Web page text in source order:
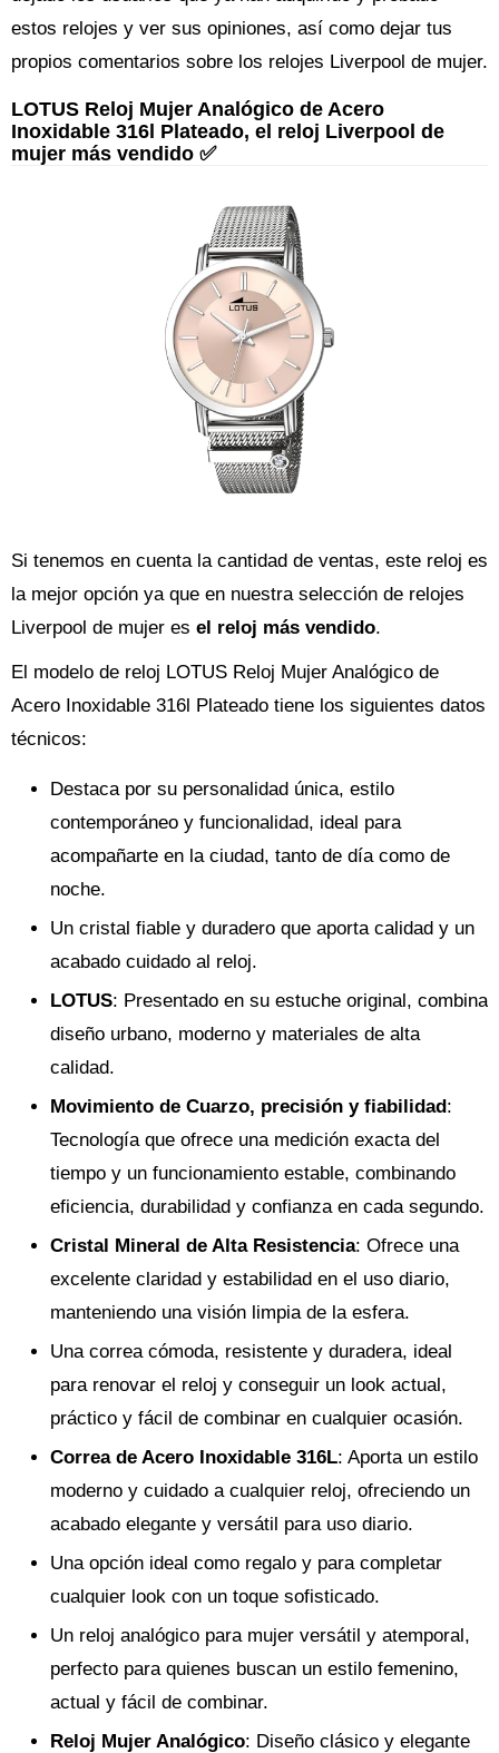
estos relojes y ver sus opiniones, así como dejar tus
propios comentarios sobre los relojes Liverpool de mujer.
LOTUS Reloj Mujer Analógico de Acero
Inoxidable 316l Plateado, el reloj Liverpool de
mujer más vendido ✅
Si tenemos en cuenta la cantidad de ventas, este reloj es
la mejor opción ya que en nuestra selección de relojes
Liverpool de mujer es el reloj más vendido.
El modelo de reloj LOTUS Reloj Mujer Analógico de
Acero Inoxidable 316l Plateado tiene los siguientes datos
técnicos:
Destaca por su personalidad única, estilo
contemporáneo y funcionalidad, ideal para
acompañarte en la ciudad, tanto de día como de
noche.
Un cristal fiable y duradero que aporta calidad y un
acabado cuidado al reloj.
LOTUS: Presentado en su estuche original, combina
diseño urbano, moderno y materiales de alta
calidad.
Movimiento de Cuarzo, precisión y fiabilidad:
Tecnología que ofrece una medición exacta del
tiempo y un funcionamiento estable, combinando
eficiencia, durabilidad y confianza en cada segundo.
Cristal Mineral de Alta Resistencia: Ofrece una
excelente claridad y estabilidad en el uso diario,
manteniendo una visión limpia de la esfera.
Una correa cómoda, resistente y duradera, ideal
para renovar el reloj y conseguir un look actual,
práctico y fácil de combinar en cualquier ocasión.
Correa de Acero Inoxidable 316L: Aporta un estilo
moderno y cuidado a cualquier reloj, ofreciendo un
acabado elegante y versátil para uso diario.
Una opción ideal como regalo y para completar
cualquier look con un toque sofisticado.
Un reloj analógico para mujer versátil y atemporal,
perfecto para quienes buscan un estilo femenino,
actual y fácil de combinar.
Reloj Mujer Analógico: Diseño clásico y elegante